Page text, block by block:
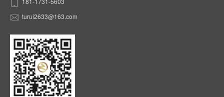
turui2633@163.com